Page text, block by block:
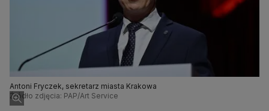
Antoni Fryczek, sekretarz miasta Krakowa
Źródło zdjęcia: PAP/Art Service